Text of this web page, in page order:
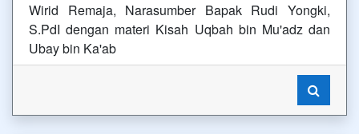
Wirid Remaja, Narasumber Bapak Rudi Yongki,
S.PdI dengan materi Kisah Uqbah bin Mu'adz dan
Ubay bin Ka'ab